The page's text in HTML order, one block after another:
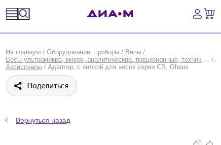
Оборудование, приборы
Расходные материалы, пластик, стекло
На главную / Оборудование, приборы / Весы /
Весы ультрамикро, микро, аналитические, прецизионные, технические, карманные
/
Аксессуары / Адаптер, с вилкой для весов серии CR, Ohaus
Поделиться
Вернуться назад